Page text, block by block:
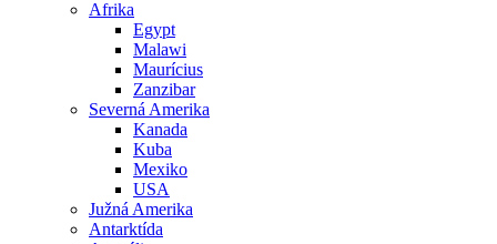
Afrika
Egypt
Malawi
Maurícius
Zanzibar
Severná Amerika
Kanada
Kuba
Mexiko
USA
Južná Amerika
Antarktída